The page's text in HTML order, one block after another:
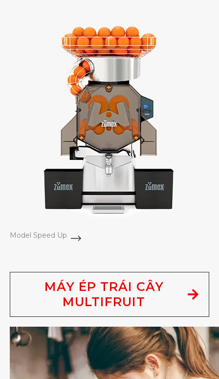
Model Speed Up
MÁY ÉP TRÁI CÂY
MULTIFRUIT